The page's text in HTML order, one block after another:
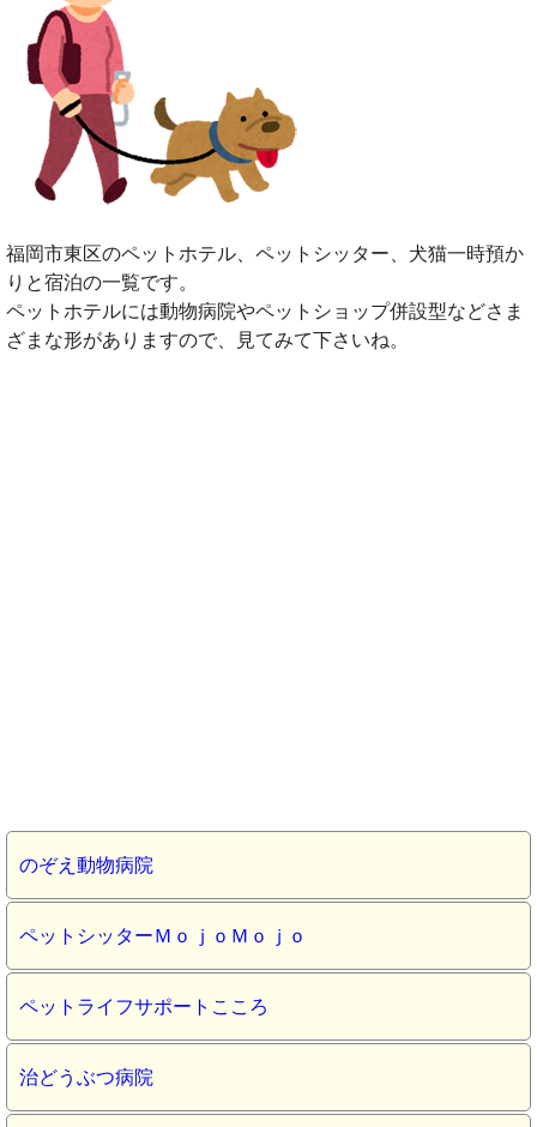
福岡市東区のペットホテル、ペットシッター、犬猫一時預か
りと宿泊の一覧です。
ペットホテルには動物病院やペットショップ併設型などさま
ざまな形がありますので、見てみて下さいね。
のぞえ動物病院
ペットシッターＭｏｊｏＭｏｊｏ
ペットライフサポートこころ
治どうぶつ病院